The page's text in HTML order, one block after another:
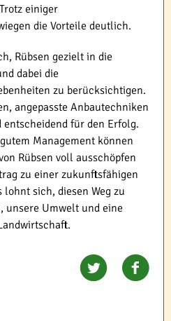
einiger
die Vorteile deutlich.
Rübsen gezielt in die
dabei die
zu berücksichtigen.
angepasste Anbautechniken
für den Erfolg.
Management können
Rübsen voll ausschöpfen
zu einer zukunftsfähigen
sich, diesen Weg zu
unsere Umwelt und eine